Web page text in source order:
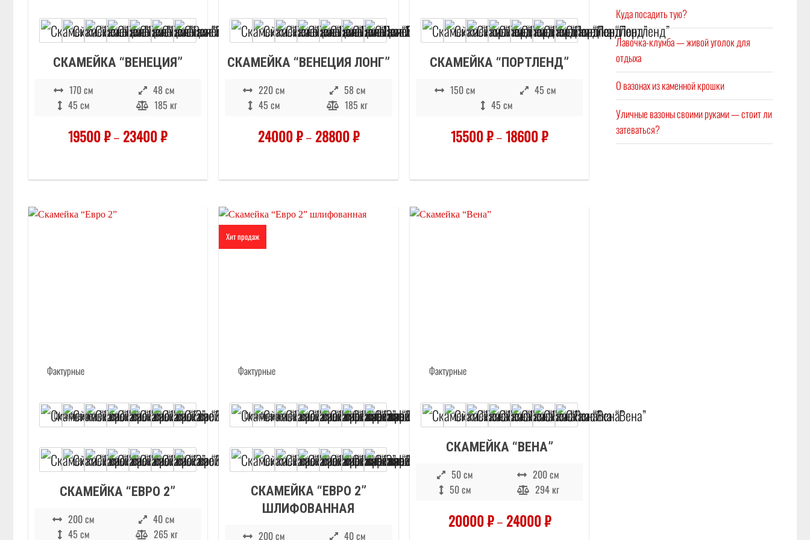
СКАМЕЙКА “ВЕНЕЦИЯ”
170 см
48 см
45 см
185 кг
19500₽– 23400₽
СКАМЕЙКА “ВЕНЕЦИЯ ЛОНГ”
220 см
58 см
45 см
185 кг
24000₽– 28800₽
СКАМЕЙКА “ПОРТЛЕНД”
150 см
45 см
45 см
15500₽–18600₽
СКАМЕЙКА “ЕВРО 2”
200 см
40 см
45 см
265 кг
Хит продаж
СКАМЕЙКА “ЕВРО 2”
ШЛИФОВАННАЯ
200 см 40 см
СКАМЕЙКА “ВЕНА”
50 см
200 см
50 см
294 кг
20000₽– 24000₽
Куда посадить тую?
Лавочка-клумба — живой уголок для
отдыха
О вазонах из каменной крошки
Уличные вазоны своими руками — стоит ли
затеваться?